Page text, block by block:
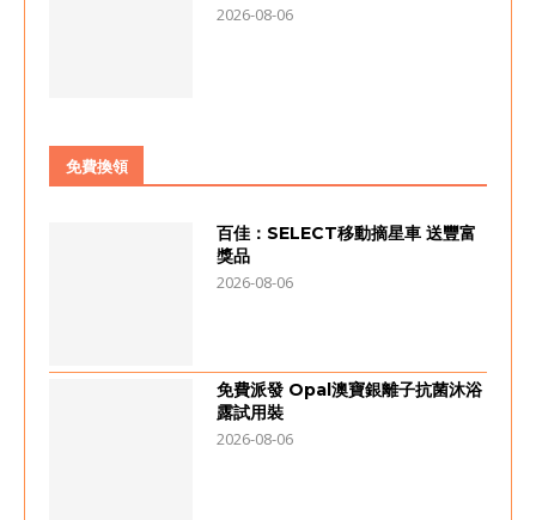
2026-08-06
免費換領
百佳：SELECT移動摘星車 送豐富
獎品
2026-08-06
免費派發 Opal澳寶銀離子抗菌沐浴
露試用裝
2026-08-06